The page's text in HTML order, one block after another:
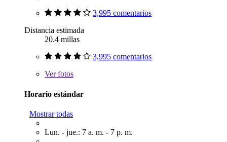
3,995 comentarios
Distancia estimada
20.4 millas
3,995 comentarios
Verfotos
Horario estándar
Mostrar todas
Lun. - jue.: 7 a. m. - 7 p. m.